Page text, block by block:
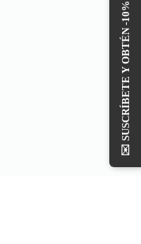
✉️
SUSCRÍBETE Y OBTÉN -10%